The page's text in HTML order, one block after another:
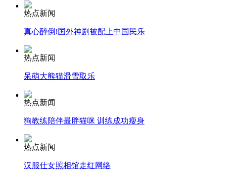
安徽一实载49人客车翻车
消防员救轻生者
热点新闻
真心醉倒!国外神剧被配上中国民乐
热点新闻
呆萌大熊猫滑雪取乐
热点新闻
狗教练陪伴最胖猫咪 训练成功瘦身
热点新闻
汉服仕女照相馆走红网络